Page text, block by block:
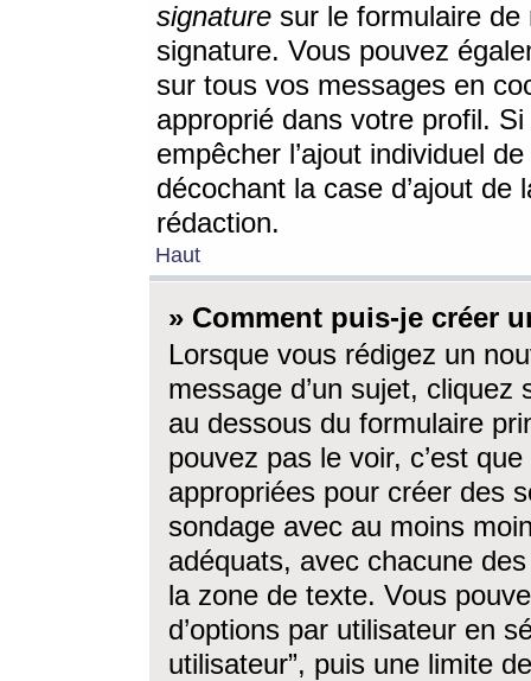
signature sur le formulaire de
signature. Vous pouvez
sur tous vos messages en
approprié dans votre profil.
empêcher l’ajout individuel
décochant la case d’ajout
rédaction.
Haut
» Comment puis-je créer
Lorsque vous rédigez un
message d’un sujet, cliquez
au dessous du formulaire
pouvez pas le voir, c’est
appropriées pour créer des
sondage avec au moins
adéquats, avec chacune
la zone de texte. Vous
d’options par utilisateur en
utilisateur”, puis une limite